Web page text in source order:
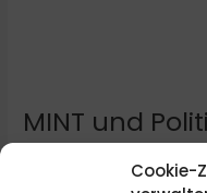
Cookie-
MINT und
Girl’s Day